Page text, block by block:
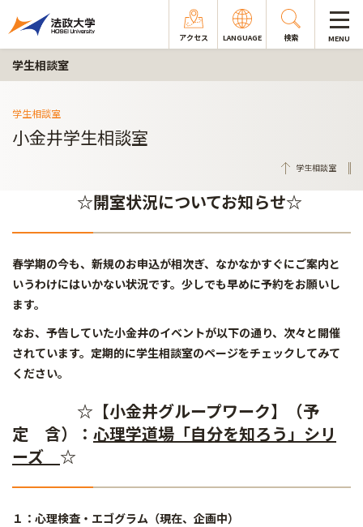
アクセス LANGUAGE 検索 MENU
学生相談室
学生相談室
小金井学生相談室
学生相談室
☆開室状況についてお知らせ☆
春学期の今も、新規のお申込が相次ぎ、なかなかすぐにご案内と
いうわけにはいかない状況です。少しでも早めに予約をお願いし
ます。
なお、予告していた小金井のイベントが以下の通り、次々と開催
されています。定期的に学生相談室のページをチェックしてみて
ください。
☆【小金井グループワーク】（予
定 含）： 心理学道場「自分を知ろう」シリ
ーズ ☆
１：心理検査・エゴグラム（現在、企画中）